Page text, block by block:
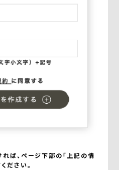
ば、ページ下部の「上記の情
ださい。